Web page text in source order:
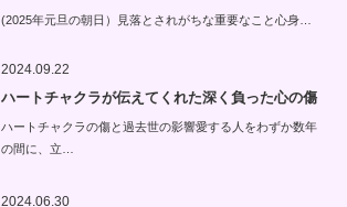
(2025年元旦の朝日）見落とされがちな重要なこと心身…
2024.09.22
ハートチャクラが伝えてくれた深く負った心の傷
ハートチャクラの傷と過去世の影響愛する人をわずか数年
の間に、立…
2024.06.30